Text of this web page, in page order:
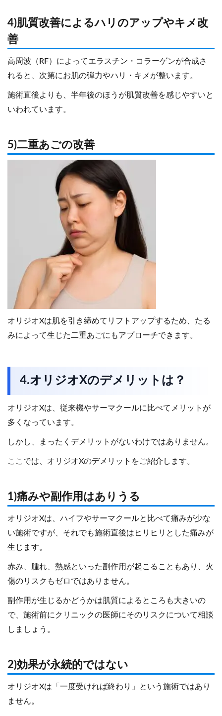
4)肌質改善によるハリのアップやキメ改
善
高周波（RF）によってエラスチン・コラーゲンが合成さ
れると、次第にお肌の弾力やハリ・キメが整います。
施術直後よりも、半年後のほうが肌質改善を感じやすいと
いわれています。
5)二重あごの改善
オリジオXは肌を引き締めてリフトアップするため、たる
みによって生じた二重あごにもアプローチできます。
4.オリジオXのデメリットは？
オリジオXは、従来機やサーマクールに比べてメリットが
多くなっています。
しかし、まったくデメリットがないわけではありません。
ここでは、オリジオXのデメリットをご紹介します。
1)痛みや副作用はありうる
オリジオXは、ハイフやサーマクールと比べて痛みが少な
い施術ですが、それでも施術直後はヒリヒリとした痛みが
生じます。
赤み、腫れ、熱感といった副作用が起こることもあり、火
傷のリスクもゼロではありません。
副作用が生じるかどうかは肌質によるところも大きいの
で、施術前にクリニックの医師にそのリスクについて相談
しましょう。
2)効果が永続的ではない
オリジオXは「一度受ければ終わり」という施術ではあり
ません。